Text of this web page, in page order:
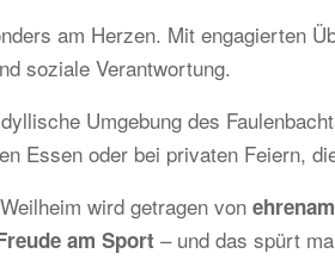
am Herzen. Mit engagierten
soziale Verantwortung.
Umgebung des
Essen oder bei privaten Feiern,
wird getragen von
am Sport – und das spürt